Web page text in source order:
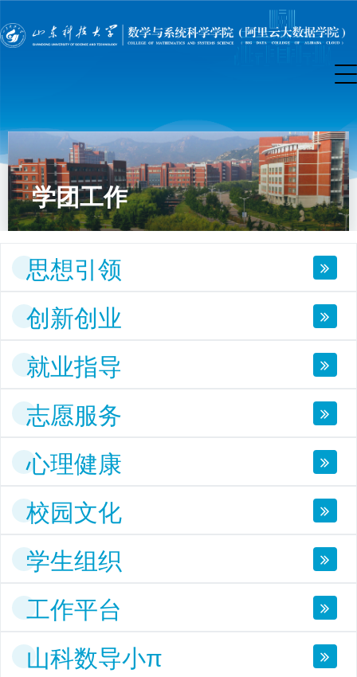
学团工作
思想引领
创新创业
就业指导
志愿服务
心理健康
校园文化
学生组织
工作平台
山科数导小π